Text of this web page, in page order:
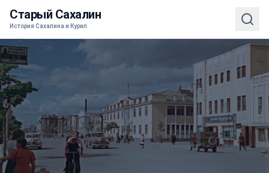
Старый Сахалин
История Сахалина и Курил